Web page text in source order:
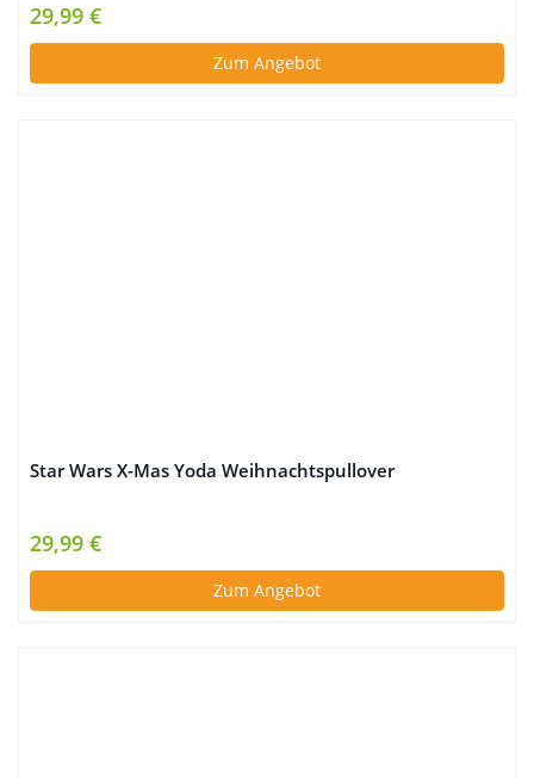
29,99 €
Zum Angebot
Star Wars X-Mas Yoda Weihnachtspullover
29,99 €
Zum Angebot